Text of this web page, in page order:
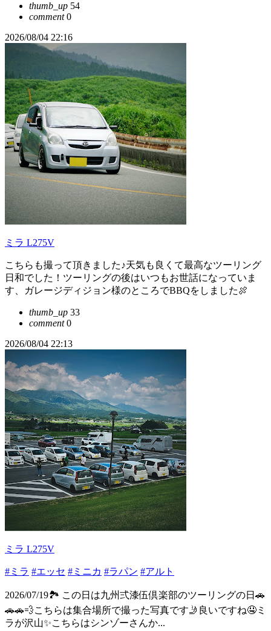
thumb_up 54
comment0
2026/08/04 22:16
ミラ L275V
こちらも撮って頂きました♪天気も良くて最高なツーリング
日和でした！ツーリングの後はいつもお世話になっていま
す、ガレージディジョン様のところでBBQをしました🍖
thumb_up 33
comment0
2026/08/04 22:13
ミラ L275V
#ミラ #エッセ #ミニカ #ラパン #アルト
2026/07/19🏞️ この日は九州弍漆伍倶楽部のツーリングの日🚗
🚗🚗💨こちらは集合場所で撮った写真です🤳良いですね🤤ミ
ラが沢山✨こちらはシンゾーさんか...